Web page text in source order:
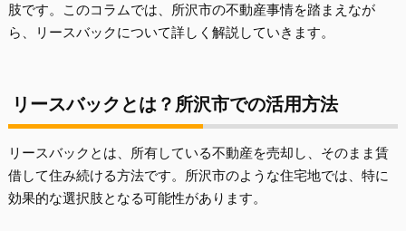
肢です。このコラムでは、所沢市の不動産事情を踏まえなが
ら、リースバックについて詳しく解説していきます。
リースバックとは？所沢市での活用方法
リースバックとは、所有している不動産を売却し、そのまま賃
借して住み続ける方法です。所沢市のような住宅地では、特に
効果的な選択肢となる可能性があります。